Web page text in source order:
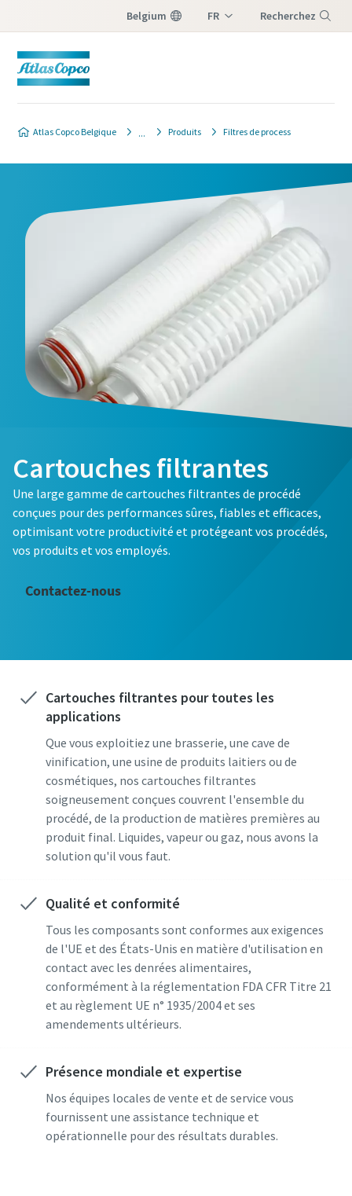
Belgium FR Recherchez
Atlas Copco Belgique Produits Filtres de process
Cartouches filtrantes
Une large gamme de cartouches filtrantes de procédé
conçues pour des performances sûres, fiables et efficaces,
optimisant votre productivité et protégeant vos procédés,
vos produits et vos employés.
Contactez-nous
Cartouches filtrantes pour toutes les
applications
Que vous exploitiez une brasserie, une cave de
vinification, une usine de produits laitiers ou de
cosmétiques, nos cartouches filtrantes
soigneusement conçues couvrent l'ensemble du
procédé, de la production de matières premières au
produit final. Liquides, vapeur ou gaz, nous avons la
solution qu'il vous faut.
Qualité et conformité
Tous les composants sont conformes aux exigences
de l'UE et des États-Unis en matière d'utilisation en
contact avec les denrées alimentaires,
conformément à la réglementation FDA CFR Titre 21
et au règlement UE n° 1935/2004 et ses
amendements ultérieurs.
Présence mondiale et expertise
Nos équipes locales de vente et de service vous
fournissent une assistance technique et
opérationnelle pour des résultats durables.